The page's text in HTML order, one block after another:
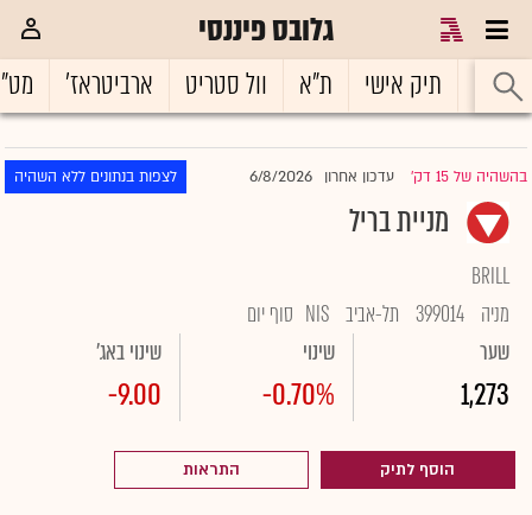
גלובס פיננסי
ראשי תיק אישי ת"א וול סטריט ארביטראז'
בהשהיה של 15 דק' |עדכון אחרון 6/8/2026 לצפות בנתונים ללא השהיה
מניית בריל
BRILL
מניה 399014 תל-אביב NIS סוף יום
שער
1,273
שינוי
-0.70%
שינוי באג'
-9.00
הוסף לתיק התראות